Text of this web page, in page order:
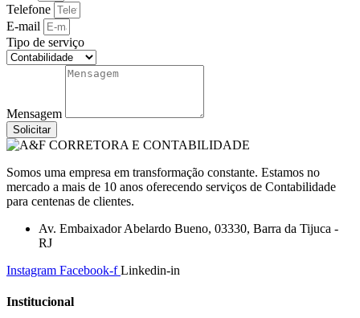
Telefone
E-mail
Tipo de serviço
Mensagem
Solicitar
Somos uma empresa em transformação constante. Estamos no
mercado a mais de 10 anos oferecendo serviços de Contabilidade
para centenas de clientes.
Av. Embaixador Abelardo Bueno, 03330, Barra da Tijuca -
RJ
Instagram Facebook-f Linkedin-in
Institucional